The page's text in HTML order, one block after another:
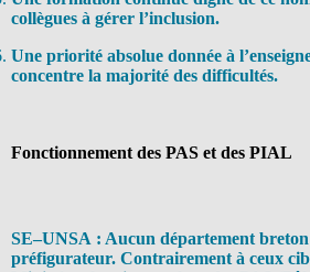
collègues à gérer l’inclusion.
Une priorité absolue donnée à
concentre la majorité des difficultés.
Fonctionnement des PAS et des PIAL
SE–UNSA : Aucun département breton
préfigurateur. Contrairement à ceux